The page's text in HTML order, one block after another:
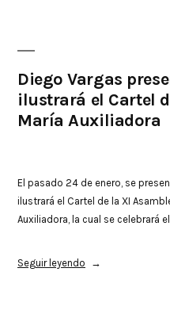
Diego Vargas
ilustrará el Cartel
María Auxiliadora
El pasado 24 de enero, se
ilustrará el Cartel de la XI
Auxiliadora, la cual se celebrará
Seguir leyendo